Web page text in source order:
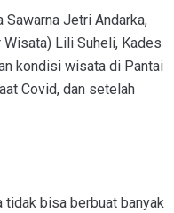
Jetri Andarka,
Lili Suheli, Kades
kondisi wisata di Pantai
Covid, dan setelah
tidak bisa berbuat banyak